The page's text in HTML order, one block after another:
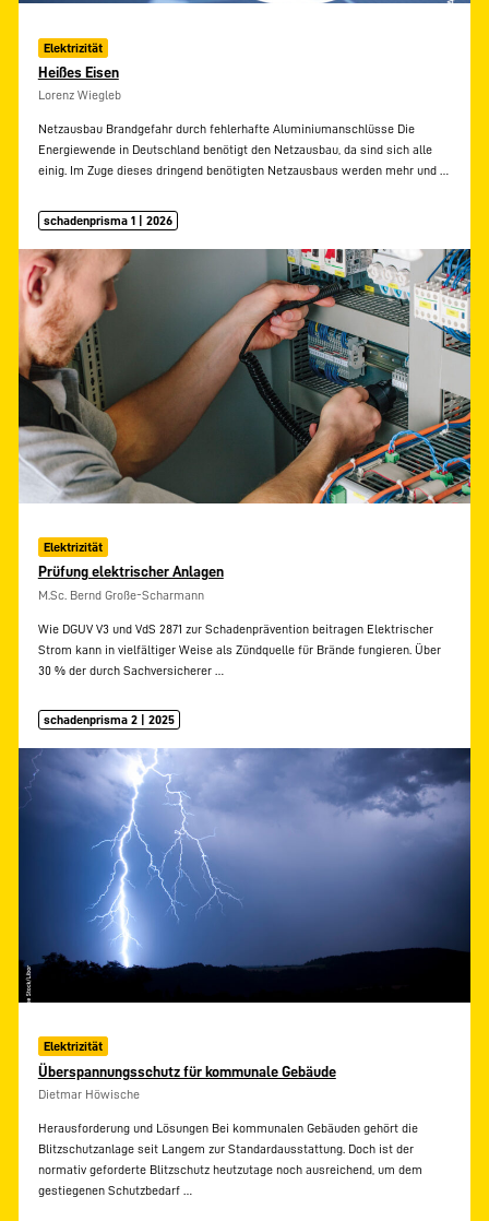
Elektrizität
Heißes Eisen
Lorenz Wiegleb
Netzausbau Brandgefahr durch fehlerhafte Aluminiumanschlüsse Die
Energiewende in Deutschland benötigt den Netzausbau, da sind sich alle
einig. Im Zuge dieses dringend benötigten Netzausbaus werden mehr und
schadenprisma 1 | 2026
Elektrizität
Prüfung elektrischer Anlagen
M.Sc. Bernd Große-Scharmann
Wie DGUV V3 und VdS 2871 zur Schadenprävention beitragen Elektrischer
Strom kann in vielfältiger Weise als Zündquelle für Brände fungieren. Über
30 % der durch Sachversicherer
schadenprisma 2 | 2025
Elektrizität
Überspannungsschutz für kommunale Gebäude
Dietmar Höwische
Herausforderung und Lösungen Bei kommunalen Gebäuden gehört die
Blitzschutzanlage seit Langem zur Standardausstattung. Doch ist der
normativ geforderte Blitzschutz heutzutage noch ausreichend, um dem
gestiegenen Schutzbedarf